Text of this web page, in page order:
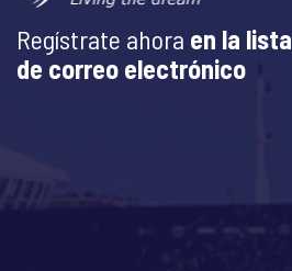
Regístrate ahora en la lista
de correo electrónico